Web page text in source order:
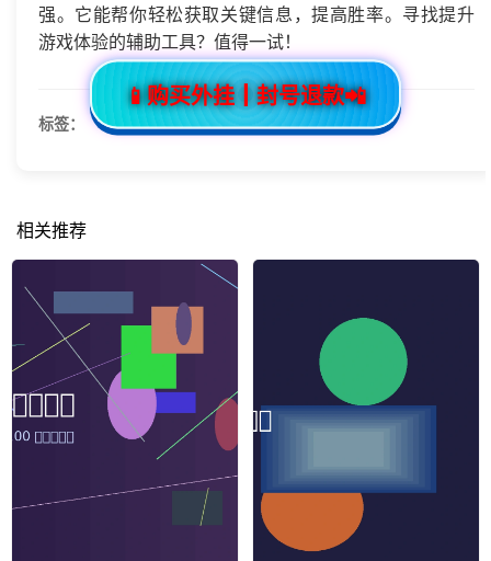
强。它能帮你轻松获取关键信息，提高胜率。寻找提升
游戏体验的辅助工具？值得一试！
标签：
相关推荐
📱购买外挂┃封号退款📲